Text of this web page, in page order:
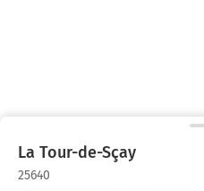
La Tour-de-Sçay
25640